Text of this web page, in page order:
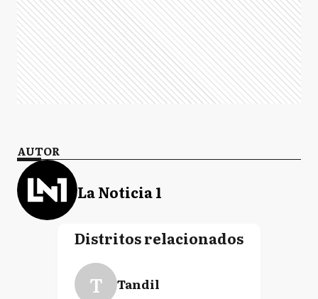
AUTOR
La Noticia 1
Distritos relacionados
T Tandil